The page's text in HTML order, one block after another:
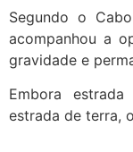
Segundo o
acompanhou a
gravidade e
Embora
estrada de terra,